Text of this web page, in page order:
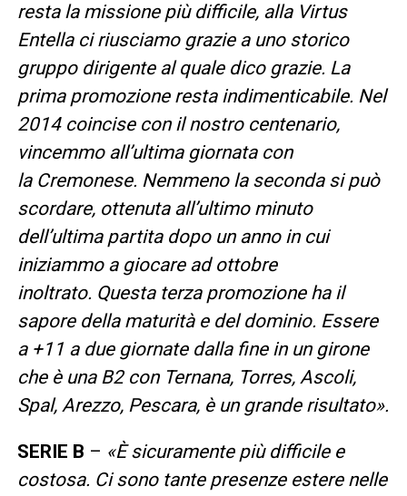
resta la missione più difficile, alla Virtus
Entella ci riusciamo grazie a uno storico
gruppo dirigente al quale dico grazie. La
prima promozione resta indimenticabile. Nel
2014 coincise con il nostro centenario,
vincemmo all’ultima giornata con
la Cremonese. Nemmeno la seconda si può
scordare, ottenuta all’ultimo minuto
dell’ultima partita dopo un anno in cui
iniziammo a giocare ad ottobre
inoltrato. Questa terza promozione ha il
sapore della maturità e del dominio. Essere
a +11 a due giornate dalla fine in un girone
che è una B2 con Ternana, Torres, Ascoli,
Spal, Arezzo, Pescara, è un grande risultato».
SERIE B – «È sicuramente più difficile e
costosa. Ci sono tante presenze estere nelle